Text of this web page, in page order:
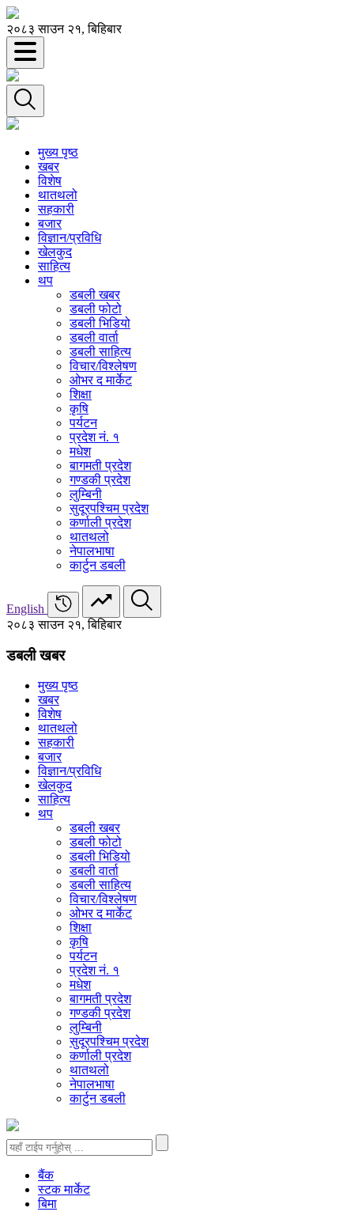
२०८३ साउन २१, बिहिबार
मुख्य पृष्ठ
खबर
विशेष
थातथलो
सहकारी
बजार
विज्ञान/प्रविधि
खेलकुद
साहित्य
थप
डबली खबर
डबली फोटो
डबली भिडियो
डबली वार्ता
डबली साहित्य
विचार/विश्‍लेषण
ओभर द मार्केट
शिक्षा
कृषि
पर्यटन
प्रदेश नं. १
मधेश
बागमती प्रदेश
गण्डकी प्रदेश
लुम्बिनी
सुदूरपश्चिम प्रदेश
कर्णाली प्रदेश
थातथलो
नेपालभाषा
कार्टुन डबली
English
२०८३ साउन २१, बिहिबार
डबली खबर
मुख्य पृष्ठ
खबर
विशेष
थातथलो
सहकारी
बजार
विज्ञान/प्रविधि
खेलकुद
साहित्य
थप
डबली खबर
डबली फोटो
डबली भिडियो
डबली वार्ता
डबली साहित्य
विचार/विश्‍लेषण
ओभर द मार्केट
शिक्षा
कृषि
पर्यटन
प्रदेश नं. १
मधेश
बागमती प्रदेश
गण्डकी प्रदेश
लुम्बिनी
सुदूरपश्चिम प्रदेश
कर्णाली प्रदेश
थातथलो
नेपालभाषा
कार्टुन डबली
बैंक
स्टक मार्केट
बिमा